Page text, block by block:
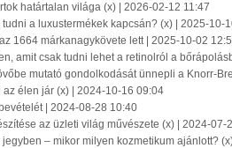
határtalan világa (x) | 2026-02-12 11:47
a luxustermékek kapcsán? (x) | 2025-10-
1664 márkanagykövete lett | 2025-10-02
amit csak tudni lehet a retinolról a
mutató gondolkodását ünnepli a Knorr-
az élen jár (x) | 2024-10-16 09:04
| 2024-08-28 10:40
az üzleti világ művészete (x) | 2024-07-
– mikor milyen kozmetikum ajánlott?